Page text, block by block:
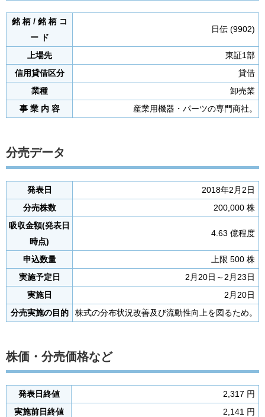
銘 柄 / 銘 柄 コ
ー ド
日伝 (9902)
上場先
東証1部
信用貸借区分
貸借
業種
卸売業
事 業 内 容
産業用機器・パーツの専門商社。
分売データ
発表日
2018年2月2日
分売株数
200,000 株
吸収金額(発表日
時点)
4.63 億程度
申込数量
上限 500 株
実施予定日
2月20日～2月23日
実施日
2月20日
分売実施の目的
株式の分布状況改善及び流動性向上を図るため。
株価・分売価格など
発表日終値
2,317 円
実施前日終値
2,141 円